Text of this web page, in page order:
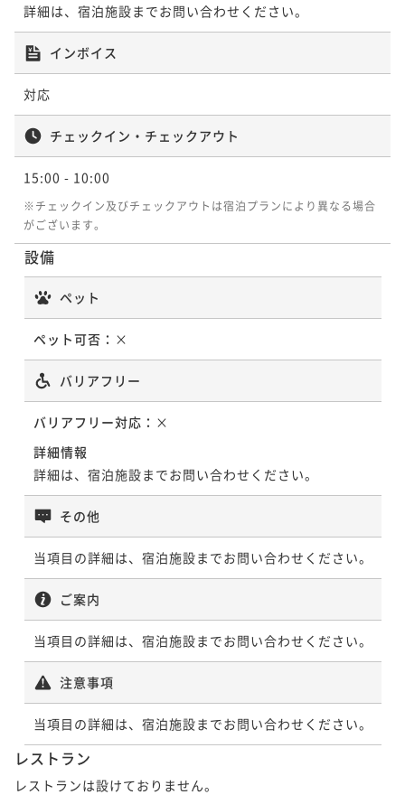
詳細は、宿泊施設までお問い合わせください。
インボイス
対応
チェックイン・チェックアウト
15:00 - 10:00
※チェックイン及びチェックアウトは宿泊プランにより異なる場合
がございます。
設備
ペット
ペット可否： ×
バリアフリー
バリアフリー対応： ×
詳細情報
詳細は、宿泊施設までお問い合わせください。
その他
当項目の詳細は、宿泊施設までお問い合わせください。
ご案内
当項目の詳細は、宿泊施設までお問い合わせください。
注意事項
当項目の詳細は、宿泊施設までお問い合わせください。
レストラン
レストランは設けておりません。